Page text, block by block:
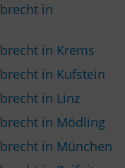
in
in Krems
in Kufstein
in Linz
in Mödling
in München